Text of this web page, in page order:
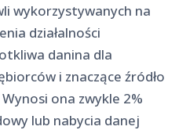
wykorzystywanych na
działalności
danina dla
i znaczące źródło
ona zwykle 2%
lub nabycia danej